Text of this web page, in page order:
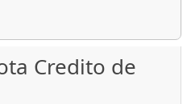
Credito de